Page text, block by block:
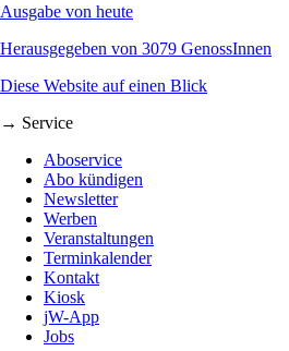
Ausgabe von heute
Herausgegeben von 3079 GenossInnen
Diese Website auf einen Blick
→ Service
Aboservice
Abo kündigen
Newsletter
Werben
Veranstaltungen
Terminkalender
Kontakt
Kiosk
jW-App
Jobs